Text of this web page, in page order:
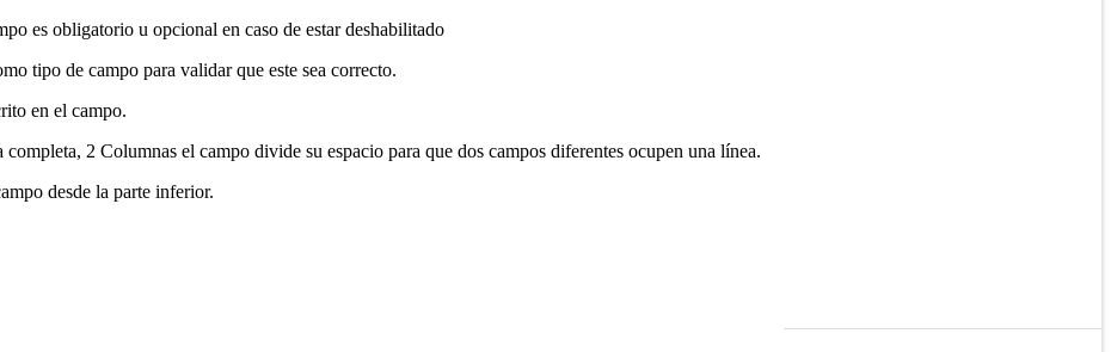
es obligatorio u opcional en caso de estar deshabilitado
tipo de campo para validar que este sea correcto.
en el campo.
2 Columnas el campo divide su espacio para que dos campos diferentes ocupen una línea.
desde la parte inferior.